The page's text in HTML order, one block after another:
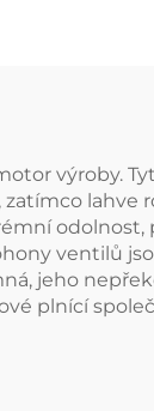
výroby.
lahve
odolnost,
ventilů
jeho
plnící